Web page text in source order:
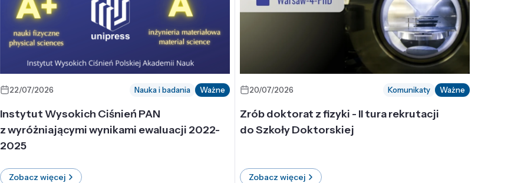
22/07/2026 Nauka i badania Ważne
Instytut Wysokich Ciśnień PAN
z wyróżniającymi wynikami ewaluacji 2022-
2025
Zobacz więcej
20/07/2026 Komunikaty Ważne
Zrób doktorat z fizyki - II tura rekrutacji
do Szkoły Doktorskiej
Zobacz więcej